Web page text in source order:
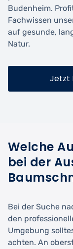
Budenheim.
Fachwissen
auf gesunde,
Natur.
Jetzt
Welche
bei der
Bei der Suche
den
Umgebung
achten. An